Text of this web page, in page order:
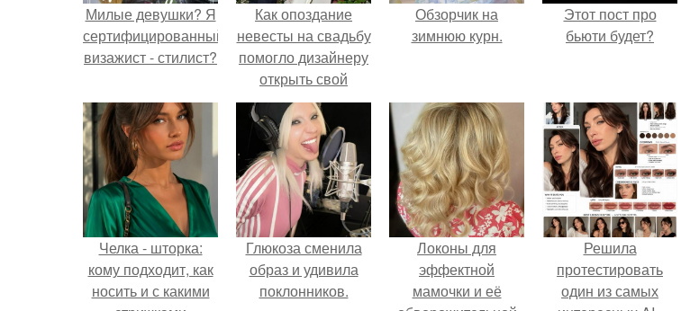
Милые девушки? Я
сертифицированный
визажист - стилист?
Как опоздание
невесты на свадьбу
помогло дизайнеру
открыть свой
бренд.
Обзорчик на
зимнюю курн.
Этот пост про
бьюти будет?
Челка - шторка:
кому подходит, как
носить и с какими
Глюкоза сменила
образ и удивила
поклонников.
Локоны для
эффектной
мамочки и её
Решила
протестировать
один из самых